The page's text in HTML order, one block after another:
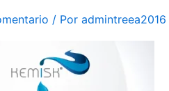
/ Por admintreea2016